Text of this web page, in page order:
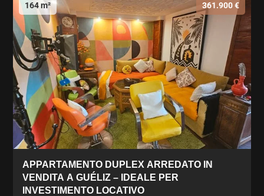
164 m² 361.900 €
APPARTAMENTO DUPLEX ARREDATO IN
VENDITA A GUÉLIZ – IDEALE PER
INVESTIMENTO LOCATIVO